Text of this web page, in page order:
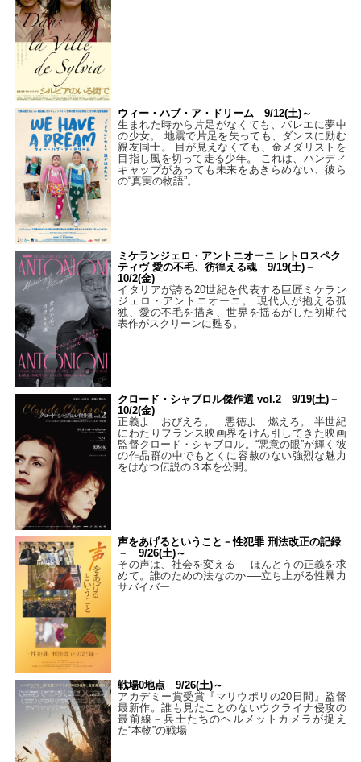
ウィー・ハブ・ア・ドリーム 9/12(土)～
生まれた時から片足がなくても、バレエに夢中
の少女。 地震で片足を失っても、ダンスに励む
親友同士。 目が見えなくても、金メダリストを
目指し風を切って走る少年。 これは、ハンディ
キャップがあっても未来をあきらめない、彼ら
の“真実の物語”。
ミケランジェロ・アントニオーニ レトロスペク
ティヴ 愛の不毛、彷徨える魂 9/19(土)－
10/2(金)
イタリアが誇る20世紀を代表する巨匠ミケラン
ジェロ・アントニオーニ。 現代人が抱える孤
独、愛の不毛を描き、世界を揺るがした初期代
表作がスクリーンに甦る。
クロード・シャブロル傑作選 vol.2 9/19(土)－
10/2(金)
正義よ おびえろ。 悪徳よ 燃えろ。 半世紀
にわたりフランス映画界をけん引してきた映画
監督クロード・シャブロル。“悪意の眼”が輝く彼
の作品群の中でもとくに容赦のない強烈な魅力
をはなつ伝説の３本を公開。
声をあげるということ－性犯罪 刑法改正の記録
－ 9/26(土)～
その声は、社会を変える──ほんとうの正義を求
めて。誰のための法なのか──立ち上がる性暴力
サバイバー
戦場0地点 9/26(土)～
アカデミー賞受賞『マリウポリの20日間』監督
最新作。誰も見たことのないウクライナ侵攻の
最前線－兵士たちのヘルメットカメラが捉え
た“本物”の戦場